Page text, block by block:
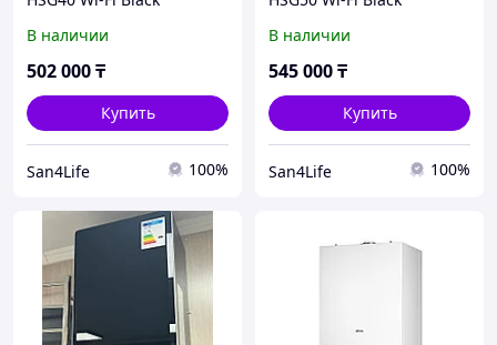
В наличии
502 000₸
Купить
San4Life 100%
В наличии
545 000₸
Купить
San4Life 100%